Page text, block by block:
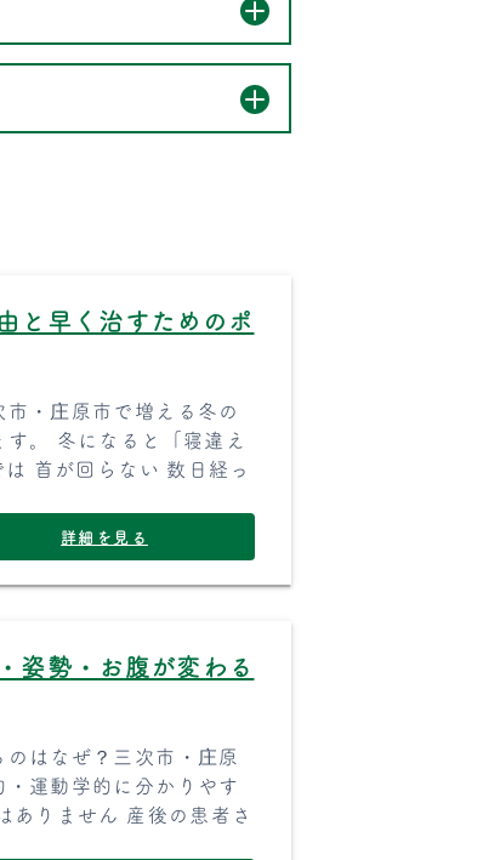
と早く治すためのポ
・庄原市で増える冬の
。 冬になると「寝違え
首が回らない 数日経っ
詳細を見る
姿勢・お腹が変わる
はなぜ？三次市・庄原
運動学的に分かりやす
ありません 産後の患者さ